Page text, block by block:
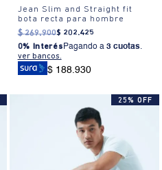
Jean Slim and Straight fit
bota recta para hombre
$ 269.900$ 202.425
0% Interés Pagando a 3 cuotas.
ver bancos.
$ 188.930
25% OFF